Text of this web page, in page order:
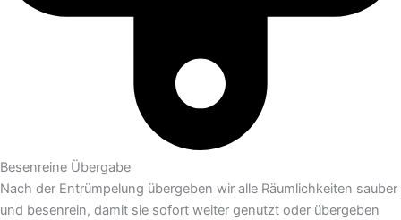
Besenreine Übergabe
Nach der Entrümpelung übergeben wir alle Räumlichkeiten sauber
und besenrein, damit sie sofort weiter genutzt oder übergeben